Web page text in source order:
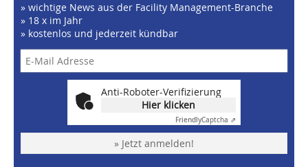
» wichtige News aus der Facility Management-Branche
» 18 x im Jahr
» kostenlos und jederzeit kündbar
Anti-Roboter-Verifizierung
Hier klicken
FriendlyCaptcha ⇗
» Jetzt anmelden!